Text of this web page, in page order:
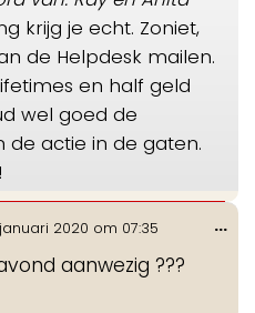
krijg je echt. Zoniet,
de Helpdesk mailen.
en half geld
wel goed de
actie in de gaten.
2020 om 07:35
aanwezig ???
...